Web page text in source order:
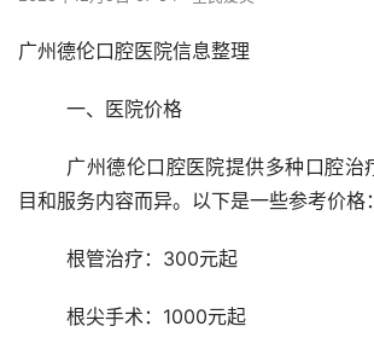
广州德伦口腔医院信息整理
	一、医院价格
目和服务内容而异。以下是一些参考价格：
	根管治疗：300元起
	根尖手术：1000元起